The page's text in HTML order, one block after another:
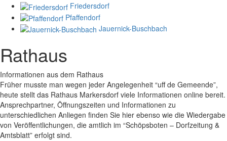
Friedersdorf
Pfaffendorf
Jauernick-Buschbach
Rathaus
Informationen aus dem Rathaus
Früher musste man wegen jeder Angelegenheit “uff de Gemeende”,
heute stellt das Rathaus Markersdorf viele Informationen online bereit.
Ansprechpartner, Öffnungszeiten und Informationen zu
unterschiedlichen Anliegen finden Sie hier ebenso wie die Wiedergabe
von Veröffentlichungen, die amtlich im “Schöpsboten – Dorfzeitung &
Amtsblatt” erfolgt sind.